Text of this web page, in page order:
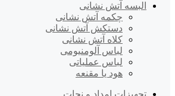
البسه آتش نشانی
چکمه آتش نشانی
دستکش آتش نشانی
کلاه آتش نشانی
لباس آلومنیومی
لباس عملیاتی
هود یا مقنعه